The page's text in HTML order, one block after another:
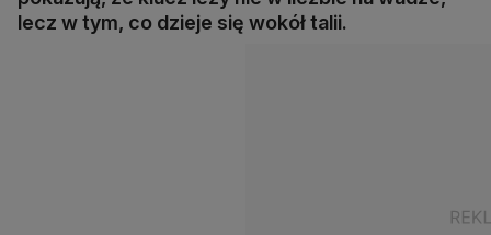
lecz w tym, co dzieje się wokół talii.